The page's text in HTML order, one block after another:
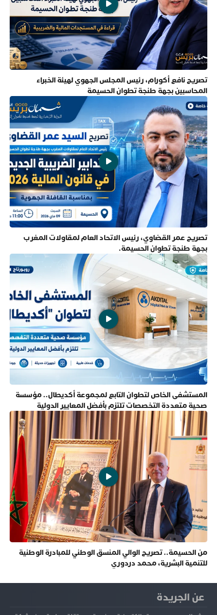
تصريح نافع أكورام، رئيس المجلس الجهوي لهيئة الخبراء
المحاسبين بجهة طنجة تطوان الحسيمة
تصريح عمر القضاوي، رئيس الاتحاد العام لمقاولات المغرب
بجهة طنجة تطوان الحسيمة.
المستشفى الخاص لتطوان التابع لمجموعة أكديطال.. مؤسسة
صحية متعددة التخصصات تلتزم بأفضل المعايير الدولية
من الحسيمة.. تصريح الوالي المنسق الوطني للمبادرة الوطنية
للتنمية البشرية، محمد دردوري
عن الجريدة